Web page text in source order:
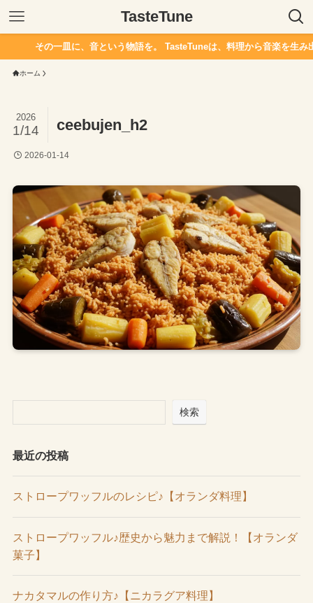
TasteTune
その一皿に、音という物語を。 TasteTuneは、料理から音楽を生み出
ホーム
ceebujen_h2
2026
1/14
2026-01-14
検索
最近の投稿
ストロープワッフルのレシピ♪【オランダ料理】
ストロープワッフル♪歴史から魅力まで解説！【オランダ
菓子】
ナカタマルの作り方♪【ニカラグア料理】